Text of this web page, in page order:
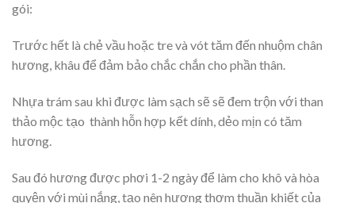
gói:
Trước hết là chẻ vầu hoặc tre và vót tăm đến nhuộm chân
hương, khâu để đảm bảo chắc chắn cho phần thân.
Nhựa trám sau khi được làm sạch sẽ sẽ đem trộn với than
thảo mộc tạo thành hỗn hợp kết dính, dẻo mịn có tăm
hương.
Sau đó hương được phơi 1-2 ngày để làm cho khô và hòa
quyện với mùi nắng, tạo nên hương thơm thuần khiết của